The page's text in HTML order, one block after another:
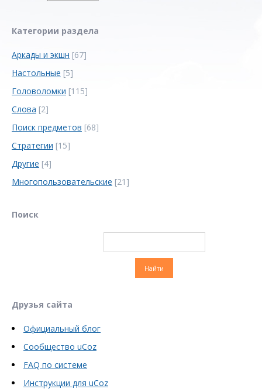
Категории раздела
Аркады и экшн [67]
Настольные [5]
Головоломки [115]
Слова [2]
Поиск предметов [68]
Стратегии [15]
Другие [4]
Многопользовательские [21]
Поиск
Друзья сайта
Официальный блог
Сообщество uCoz
FAQ по системе
Инструкции для uCoz